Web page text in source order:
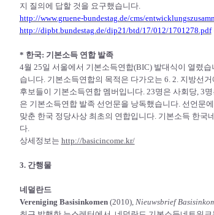
지 질의에 답할 것을 요구했습니다.
http://www.gruene-bundestag.de/cms/
http://dipbt.bundestag.de/dip21/btd/17/012/1701278.pdf
* 한국: 기본소득 연합 발족
4월 25일 서울에서 기본소득연합(BIC) 발대식이 열렸
습니다. 기본소득연합의 목적은 다가오는 6. 2. 지방선
후보들이 기본소득연합 멤버입니다. 23명은 사회당, 3
은 기본소득연합 발족 선언문을 낭독했습니다. 선언문
맞춘 한국 정당사상 최초의 연합입니다. 기본소득 한
다.
상세정보는 http://basicincome.kr/
3. 간행물
네덜란드
Vereniging Basisinkomen(2010), Nieuwsbrief